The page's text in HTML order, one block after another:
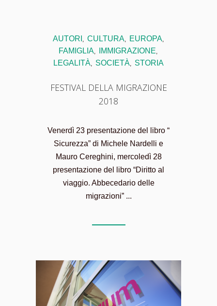
AUTORI , CULTURA, EUROPA,
FAMIGLIA, IMMIGRAZIONE,
LEGALITÀ, SOCIETÀ, STORIA
FESTIVAL DELLA MIGRAZIONE
2018
Venerdì 23 presentazione del libro “
Sicurezza” di Michele Nardelli e
Mauro Cereghini, mercoledì 28
presentazione del libro “Diritto al
viaggio. Abbecedario delle
migrazioni” ...